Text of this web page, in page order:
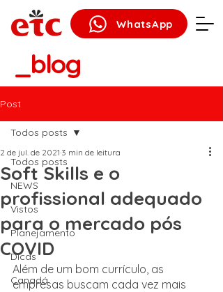
WhatsApp
_blog
Post
Todos posts
NEWS
Vistos
Planejamento
Dicas
Canadá
Todos posts
Soft Skills e o
profissional adequado
para o mercado pós
COVID
2 de jul. de 2021 3 min de leitura
Além de um bom currículo, as
empresas buscam cada vez mais